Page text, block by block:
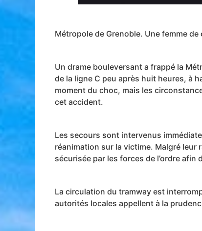
Métropole de Grenoble. Une femme
Un drame bouleversant a frappé la
de la ligne C peu après huit heures, à
moment du choc, mais les
cet accident.
Les secours sont intervenus
réanimation sur la victime. Malgré leur
sécurisée par les forces de l’ordre
La circulation du tramway est
autorités locales appellent à la